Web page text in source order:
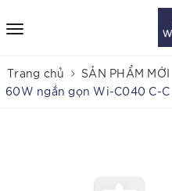
Trang chủ SẢN PHẨM MỚI
60W ngắn gọn Wi-C040 C-C